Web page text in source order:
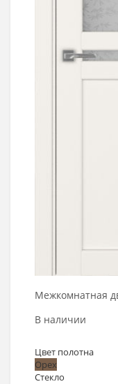
Межкомнатная
В наличии
Цвет полотна
Орех
Стекло